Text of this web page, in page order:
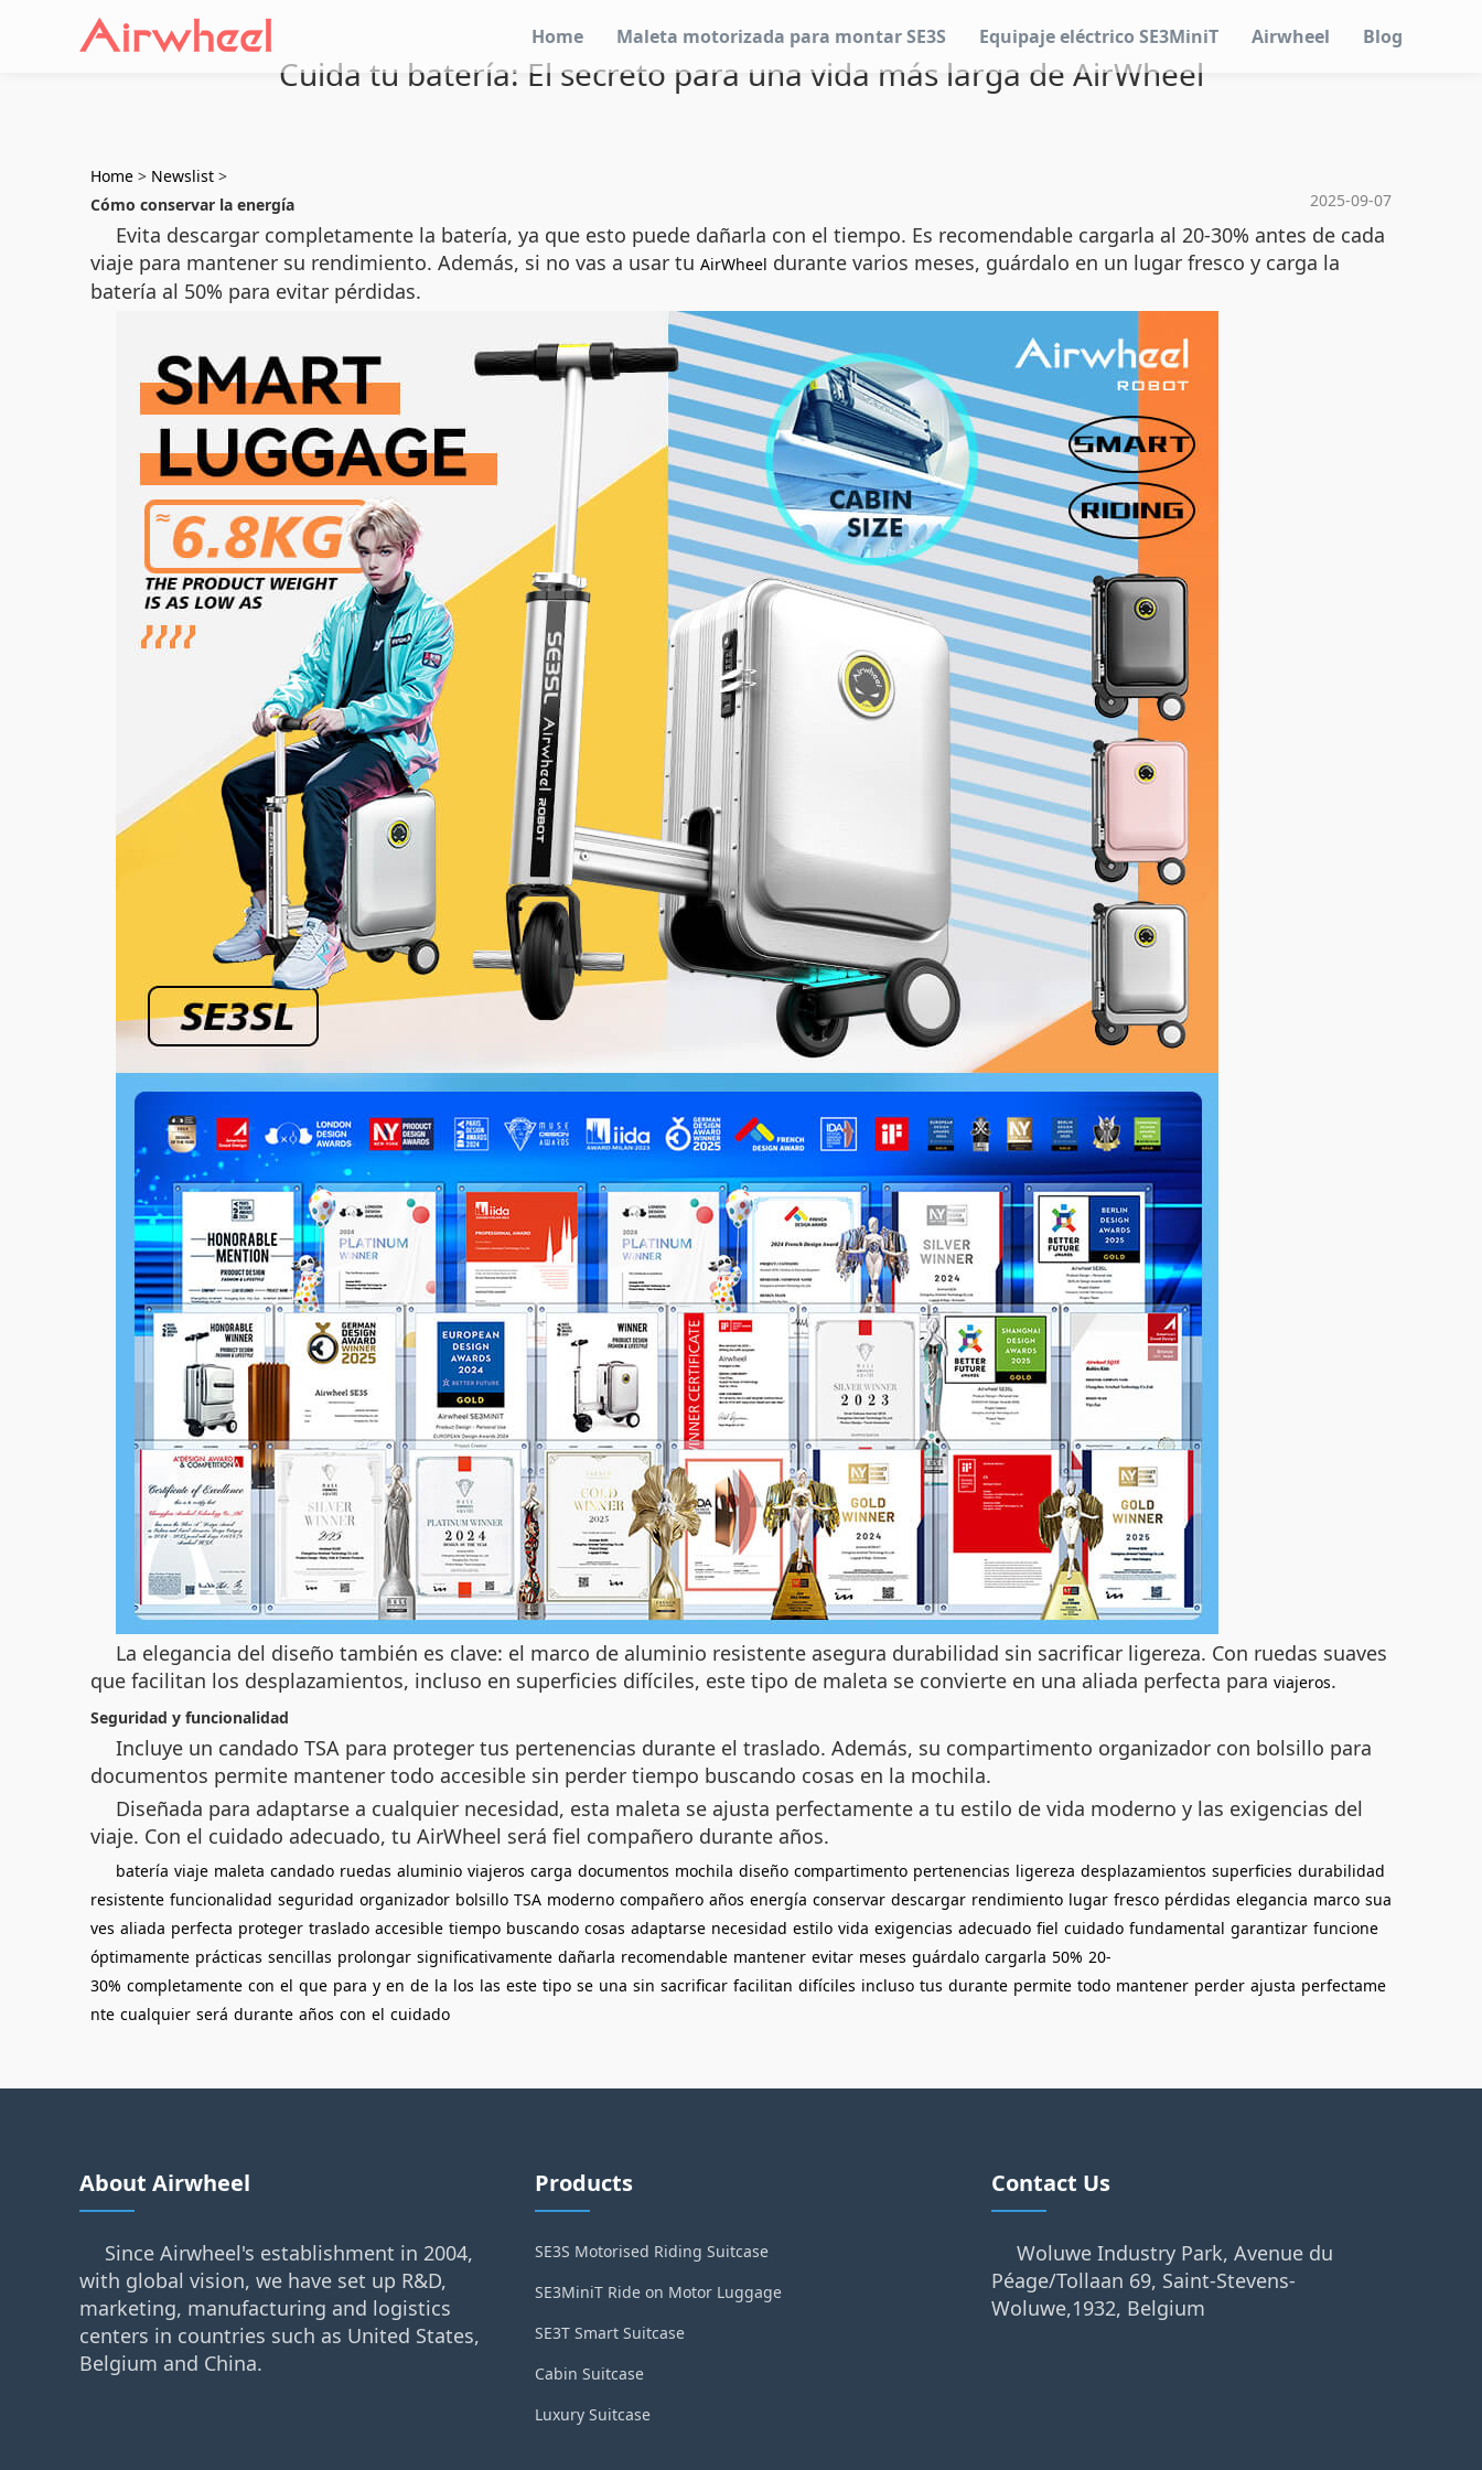
Home Maleta motorizada para montar SE3S Equipaje eléctrico SE3MiniT Airwheel Blog
Cuida tu batería: El secreto para una vida más larga de AirWheel
Home > Newslist >
2025-09-07
Cómo conservar la energía
Evita descargar completamente la batería, ya que esto puede dañarla con el tiempo. Es recomendable cargarla al 20-30% antes de cada
viaje para mantener su rendimiento. Además, si no vas a usar tu AirWheel durante varios meses, guárdalo en un lugar fresco y carga la
batería al 50% para evitar pérdidas.
La elegancia del diseño también es clave: el marco de aluminio resistente asegura durabilidad sin sacrificar ligereza. Con ruedas suaves
que facilitan los desplazamientos, incluso en superficies difíciles, este tipo de maleta se convierte en una aliada perfecta para viajeros.
Seguridad y funcionalidad
Incluye un candado TSA para proteger tus pertenencias durante el traslado. Además, su compartimento organizador con bolsillo para
documentos permite mantener todo accesible sin perder tiempo buscando cosas en la mochila.
Diseñada para adaptarse a cualquier necesidad, esta maleta se ajusta perfectamente a tu estilo de vida moderno y las exigencias del
viaje. Con el cuidado adecuado, tu AirWheel será fiel compañero durante años.
batería viaje maleta candado ruedas aluminio viajeros carga documentos mochila diseño compartimento pertenencias ligereza desplazamientos superficies durabilidad
resistente funcionalidad seguridad organizador bolsillo TSA moderno compañero años energía conservar descargar rendimiento lugar fresco pérdidas elegancia marco sua
ves aliada perfecta proteger traslado accesible tiempo buscando cosas adaptarse necesidad estilo vida exigencias adecuado fiel cuidado fundamental garantizar funcione
óptimamente prácticas sencillas prolongar significativamente dañarla recomendable mantener evitar meses guárdalo cargarla 50% 20-
30% completamente con el que para y en de la los las este tipo se una sin sacrificar facilitan difíciles incluso tus durante permite todo mantener perder ajusta perfectame
nte cualquier será durante años con el cuidado
About Airwheel
Since Airwheel's establishment in 2004,
with global vision, we have set up R&D,
marketing, manufacturing and logistics
centers in countries such as United States,
Belgium and China.
Products
SE3S Motorised Riding Suitcase
SE3MiniT Ride on Motor Luggage
SE3T Smart Suitcase
Cabin Suitcase
Luxury Suitcase
Contact Us
Woluwe Industry Park, Avenue du
Péage/Tollaan 69, Saint-Stevens-
Woluwe,1932, Belgium